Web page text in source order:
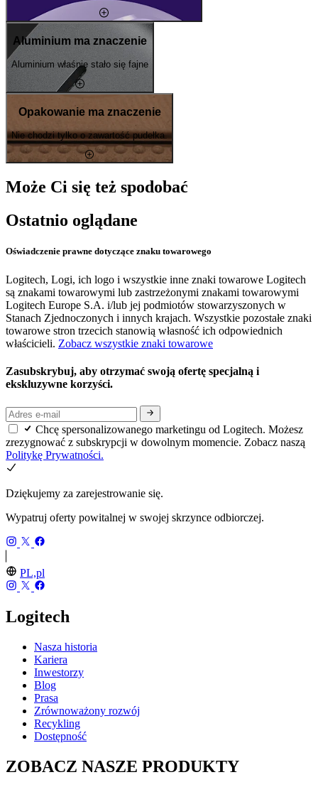
Aluminium ma znaczenie
Aluminium właśnie stało się fajne
Opakowanie ma znaczenie
Nie chodzi tylko o zawartość pudełka.
Może Ci się też spodobać
Ostatnio oglądane
Oświadczenie prawne dotyczące znaku towarowego
Logitech, Logi, ich logo i wszystkie inne znaki towarowe Logitech
są znakami towarowymi lub zastrzeżonymi znakami towarowymi
Logitech Europe S.A. i/lub jej podmiotów stowarzyszonych w
Stanach Zjednoczonych i innych krajach. Wszystkie pozostałe znaki
towarowe stron trzecich stanowią własność ich odpowiednich
właścicieli. Zobacz wszystkie znaki towarowe
Zasubskrybuj, aby otrzymać swoją ofertę specjalną i
ekskluzywne korzyści.
Chcę spersonalizowanego marketingu od Logitech. Możesz
zrezygnować z subskrypcji w dowolnym momencie. Zobacz naszą
Politykę Prywatności.
Dziękujemy za zarejestrowanie się.
Wypatruj oferty powitalnej w swojej skrzynce odbiorczej.
PL,pl
Logitech
Nasza historia
Kariera
Inwestorzy
Blog
Prasa
Zrównoważony rozwój
Recykling
Dostępność
ZOBACZ NASZE PRODUKTY